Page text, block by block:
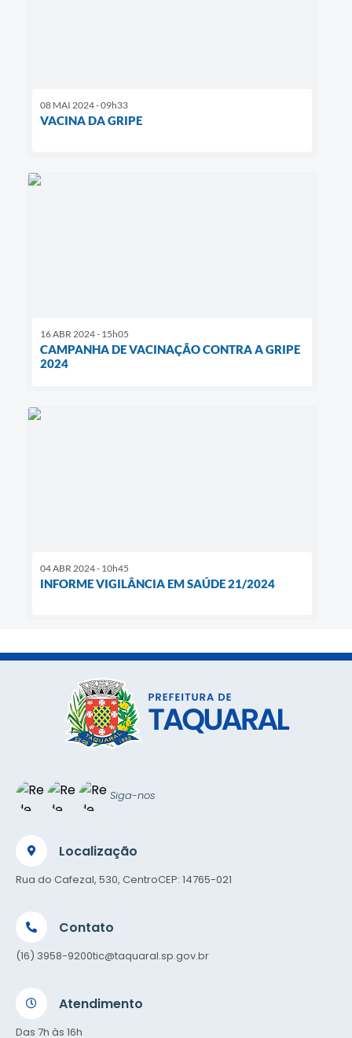
08 MAI 2024 - 09h33
VACINA DA GRIPE
16 ABR 2024 - 15h05
CAMPANHA DE VACINAÇÃO CONTRA A GRIPE
2024
04 ABR 2024 - 10h45
INFORME VIGILÂNCIA EM SAÚDE 21/2024
Siga-nos
Localização
Rua do Cafezal, 530, CentroCEP: 14765-021
Contato
(16) 3958-9200tic@taquaral.sp.gov.br
Atendimento
Das 7h às 16h